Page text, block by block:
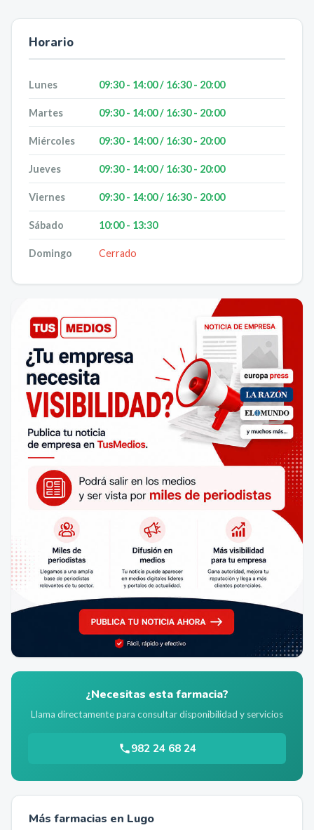
Horario
Lunes 09:30 - 14:00 / 16:30 - 20:00
Martes 09:30 - 14:00 / 16:30 - 20:00
Miércoles 09:30 - 14:00 / 16:30 - 20:00
Jueves 09:30 - 14:00 / 16:30 - 20:00
Viernes 09:30 - 14:00 / 16:30 - 20:00
Sábado 10:00 - 13:30
Domingo Cerrado
¿Necesitas esta farmacia?
Llama directamente para consultar disponibilidad y servicios
982 24 68 24
Más farmacias en Lugo